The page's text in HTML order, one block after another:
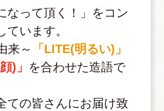
なって頂く！」をコン
ています。
来～
「LITE(明るい)」
)」 を合わせた造語で
ての皆さんにお届け致